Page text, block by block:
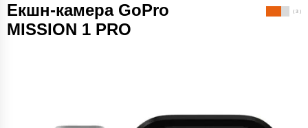
Екшн-камера GoPro
MISSION 1 PRO
( 3 )